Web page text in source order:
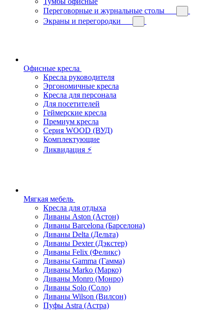
Переговорные и журнальные столы
Экраны и перегородки
Офисные кресла
Кресла руководителя
Эргономичные кресла
Кресла для персонала
Для посетителей
Геймерские кресла
Премиум кресла
Серия WOOD (ВУД)
Комплектующие
Ликвидация ⚡
Мягкая мебель
Кресла для отдыха
Диваны Aston (Астон)
Диваны Barcelona (Барселона)
Диваны Delta (Дельта)
Диваны Dexter (Дэкстер)
Диваны Felix (Феликс)
Диваны Gamma (Гамма)
Диваны Marko (Марко)
Диваны Monro (Монро)
Диваны Solo (Соло)
Диваны Wilson (Вилсон)
Пуфы Astra (Астра)